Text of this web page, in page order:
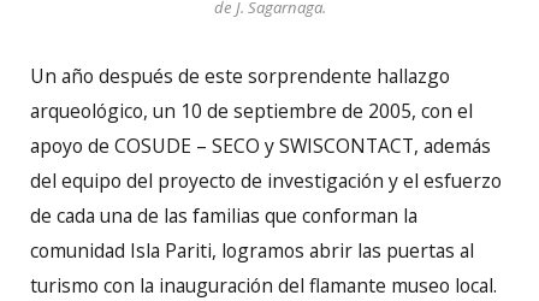
de J. Sagarnaga.
Un año después de este sorprendente hallazgo
arqueológico, un 10 de septiembre de 2005, con el
apoyo de COSUDE – SECO y SWISCONTACT, además
del equipo del proyecto de investigación y el esfuerzo
de cada una de las familias que conforman la
comunidad Isla Pariti, logramos abrir las puertas al
turismo con la inauguración del flamante museo local.